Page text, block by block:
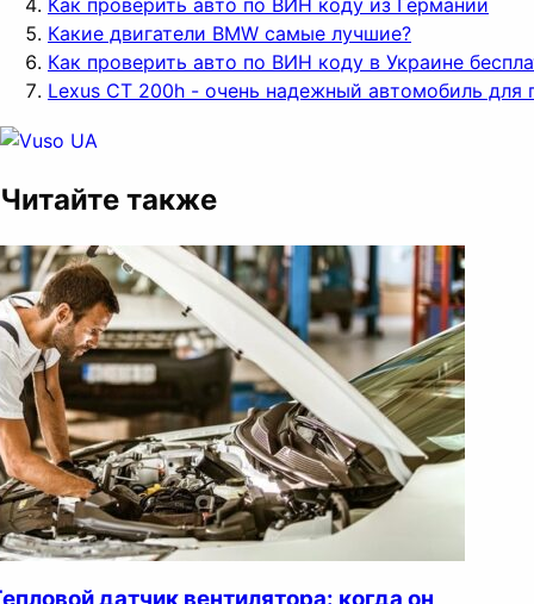
Как проверить авто по ВИН коду из Германии
Какие двигатели BMW самые лучшие?
Как проверить авто по ВИН коду в Украине
Lexus CT 200h - очень надежный автомобиль для
Читайте также